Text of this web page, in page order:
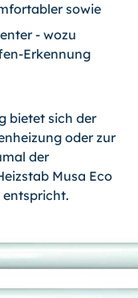
sowie
- wozu
Erkennung
bietet sich der
oder zur
der
Musa Eco